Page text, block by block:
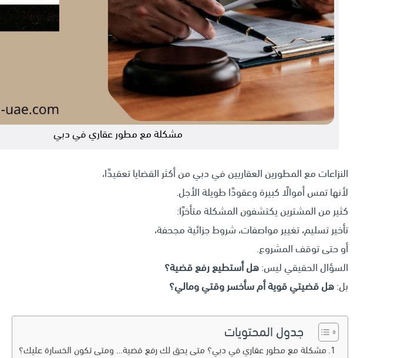
مشكلة مع مطور عقاري في دبي
النزاعات مع المطورين العقاريين في دبي من أكثر القضايا تعقيدًا،
لأنها تمس أموالًا كبيرة وعقودًا طويلة الأجل.
كثير من المشترين يكتشفون المشكلة متأخرًا:
تأخير تسليم، تغيير مواصفات، شروط جزائية مجحفة،
أو حتى توقف المشروع.
السؤال الحقيقي ليس:هل أستطيع رفع قضية؟
بل:هل قضيتي قوية أم سأخسر وقتي ومالي؟
جدول المحتويات
مشكلة مع مطور عقاري في دبي؟ متى يحق لك رفع قضية… ومتى تكون الخسارة عليك؟